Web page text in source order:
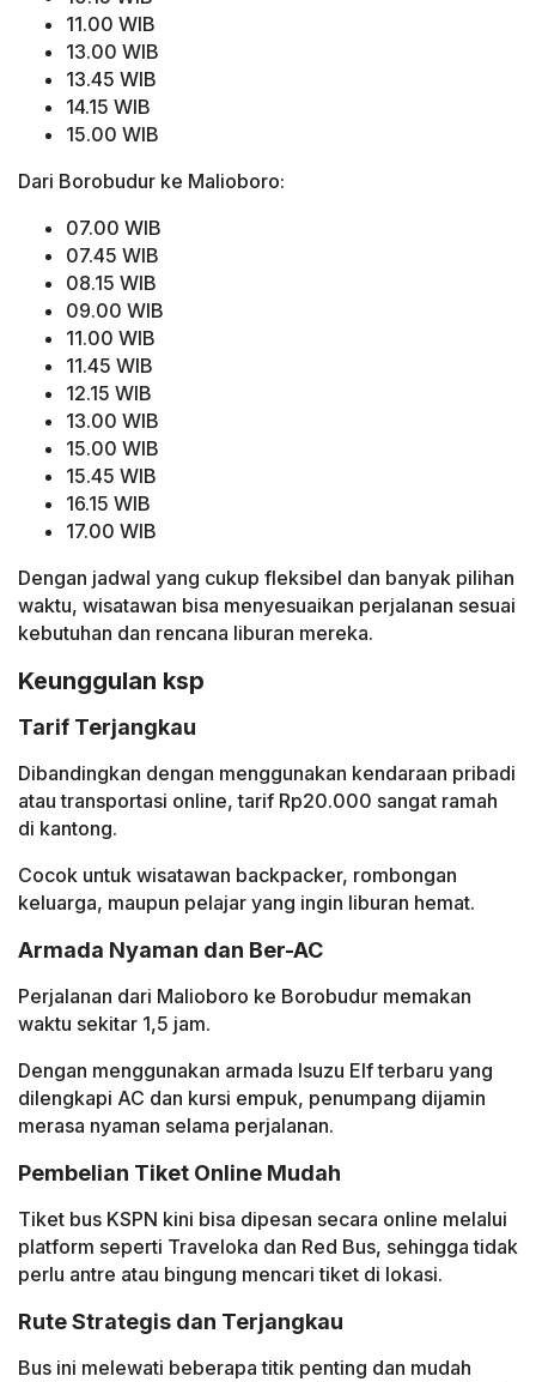
11.00 WIB
13.00 WIB
13.45 WIB
14.15 WIB
15.00 WIB
Dari Borobudur ke Malioboro:
07.00 WIB
07.45 WIB
08.15 WIB
09.00 WIB
11.00 WIB
11.45 WIB
12.15 WIB
13.00 WIB
15.00 WIB
15.45 WIB
16.15 WIB
17.00 WIB
Dengan jadwal yang cukup fleksibel dan banyak pilihan
waktu, wisatawan bisa menyesuaikan perjalanan sesuai
kebutuhan dan rencana liburan mereka.
Keunggulan ksp
Tarif Terjangkau
Dibandingkan dengan menggunakan kendaraan pribadi
atau transportasi online, tarif Rp20.000 sangat ramah
di kantong.
Cocok untuk wisatawan backpacker, rombongan
keluarga, maupun pelajar yang ingin liburan hemat.
Armada Nyaman dan Ber-AC
Perjalanan dari Malioboro ke Borobudur memakan
waktu sekitar 1,5 jam.
Dengan menggunakan armada Isuzu Elf terbaru yang
dilengkapi AC dan kursi empuk, penumpang dijamin
merasa nyaman selama perjalanan.
Pembelian Tiket Online Mudah
Tiket bus KSPN kini bisa dipesan secara online melalui
platform seperti Traveloka dan Red Bus, sehingga tidak
perlu antre atau bingung mencari tiket di lokasi.
Rute Strategis dan Terjangkau
Bus ini melewati beberapa titik penting dan mudah